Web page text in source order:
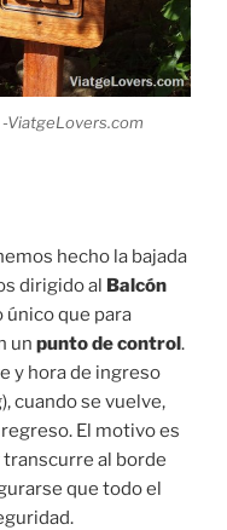
ViatgeLovers.com
hecho la bajada
dirigido al Balcón
único que para
un punto de control.
y hora de ingreso
cuando se vuelve,
El motivo es
al borde
que todo el